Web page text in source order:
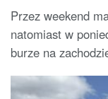
Przez weekend
natomiast w
burze na